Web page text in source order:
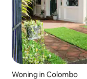
Woning in Colombo